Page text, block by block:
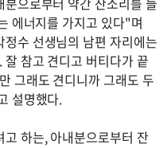
에너지를 가지고 있다"며
수 선생님의 남편 자리에는
참고 견디고 버티다가 끝
그래도 견디니까 그래도 두
설명했다.
하는, 아내분으로부터 잔